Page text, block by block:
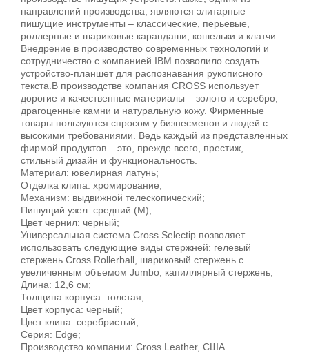
направлений производства, являются элитарные
пишущие инструменты – классические, перьевые,
роллерные и шариковые карандаши, кошельки и клатчи.
Внедрение в производство современных технологий и
сотрудничество с компанией IBM позволило создать
устройство-планшет для распознавания рукописного
текста.В производстве компания CROSS использует
дорогие и качественные материалы – золото и серебро,
драгоценные камни и натуральную кожу. Фирменные
товары пользуются спросом у бизнесменов и людей с
высокими требованиями. Ведь каждый из представленных
фирмой продуктов – это, прежде всего, престиж,
стильный дизайн и функциональность.
Материал: ювелирная латунь;
Отделка клипа: хромирование;
Механизм: выдвижной телескопический;
Пишущий узел: средний (М);
Цвет чернил: черный;
Универсальная система Cross Selectip позволяет
использовать следующие виды стержней: гелевый
стержень Cross Rollerball, шариковый стержень с
увеличенным объемом Jumbo, капиллярный стержень;
Длина: 12,6 см;
Толщина корпуса: толстая;
Цвет корпуса: черный;
Цвет клипа: серебристый;
Серия: Edge;
Производство компании: Cross Leather, США.